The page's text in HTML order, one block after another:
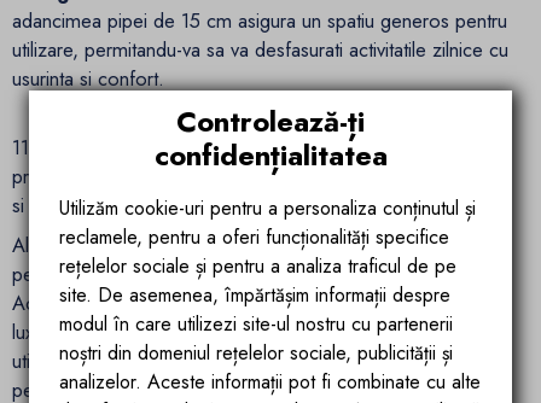
adancimea pipei de 15 cm asigura un spatiu generos pentru
utilizare, permitandu-va sa va desfasurati activitatile zilnice cu
usurinta si confort.
Flux de Apa Ideal:Cu o inaltime a debitului de apa de
11.2 cm, bateria Pilar ofera un flux constant si optim,
prevenind stropirea excesiva si asigurand o utilizare placuta
si eficienta.
Alegetibateria de lavoar Pilar de la Ego Interiors
pentru a imbina perfect functionalitatea cu stilul sofisticat.
Acest accesoriu esential nu doar ca va adauga o nota de
lux baii dumneavoastra, dar va oferi si o experienta de
utilizare superioara. Investiti in calitate, eleganta si
performanta cu bateria Pilar si transformati-va baia intr-un
Controlează-ți
confidențialitatea
Utilizăm cookie-uri pentru a personaliza conținutul și
reclamele, pentru a oferi funcționalități specifice
rețelelor sociale și pentru a analiza traficul de pe
site. De asemenea, împărtășim informații despre
modul în care utilizezi site-ul nostru cu partenerii
noștri din domeniul rețelelor sociale, publicității și
analizelor. Aceste informații pot fi combinate cu alte